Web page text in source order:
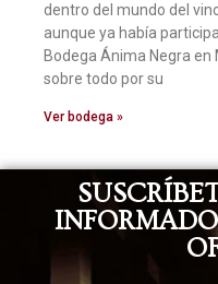
dentro del mundo del
aunque ya había
Bodega Ánima Negra en
sobre todo por su
Ver bodega »
INFORMADO